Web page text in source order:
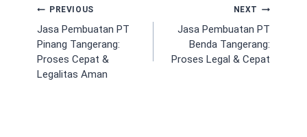
Navigasi
pos
PREVIOUS
Jasa Pembuatan PT
Pinang Tangerang:
Proses Cepat &
Legalitas Aman
NEXT
Jasa Pembuatan PT
Benda Tangerang:
Proses Legal & Cepat